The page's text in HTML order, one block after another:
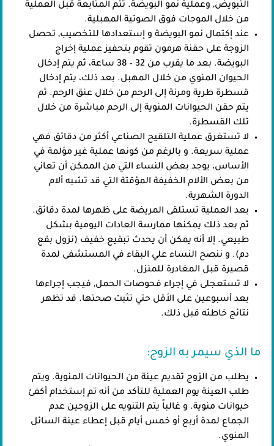
التبويض, وعملية نمو البويضة. تتم المتابعة قبل العملية
من خلال الموجات فوق الصوتية المهبلية.
عند إكتمال نمو البويضة و إستعدادها للتخصيب, تحصل
الزوجة على حقنة هرمون تقوم بتحفيز عملية إخراج
البويضة. بعد ما يقرب من 32 – 38 ساعة، ثم يتم إدخال
الحيوان المنوي من خلال المهبل. بعد ذلك، يتم إدخال
قسطرة طرية ومرنة إلى الرحم من خلال عنق الرحم. ثم
يتم حقن الحيوانات المنوية إلى الرحم مباشرة من خلال
تلك القسطرة.
لا تستغرق عملية التلقيح الصناعي أكثر من دقائق فهي
عملية سريعة. و بالرغم من كونها عملية غير مؤلمة في
الأساس، يوجد بعض النساء التي من الممكن أن تعاني
من بعض الألام الخفيفة المؤقتة التي قد تشبه ألام
الدورة الشهرية.
بعد العملية تستلقى المريضة على ظهرها لمدة دقائق.
ثم بعد ذلك يمكنها ممارسة العادات اليومية بشكل
طبيعي. إلا أنه يمكن أن يحدث تبقيع خفيف (نزول بقع
دم). و ننصح النساء علي البقاء في المستشفى لمدة
قصيرة قبل المغادرة للمنزل.
لا تستعجلى في إجراء فحوصات الحمل, فيجب إجراءها
بعد أسبوعين على الأقل حتي تثبت صحتها. قد تظهر
نتائج خاطئه قبل ذلك.
ما الذي سيمر به الزوج:
يطلب من الزوج تقديم عينة من الحيوانات المنوية. ويتم
طلب العينة يوم العملية للتأكد من أنه تم إستخدام أكفئ
حيوانات منوية. و غالباً يتم التنويه على الزوجين عدم
الجماع لمدة أربع أو خمس أيام قبل إعطاء عينة السائل
المنوي.